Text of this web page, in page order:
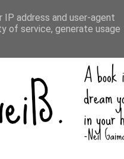
address and user-agent
of service, generate usage